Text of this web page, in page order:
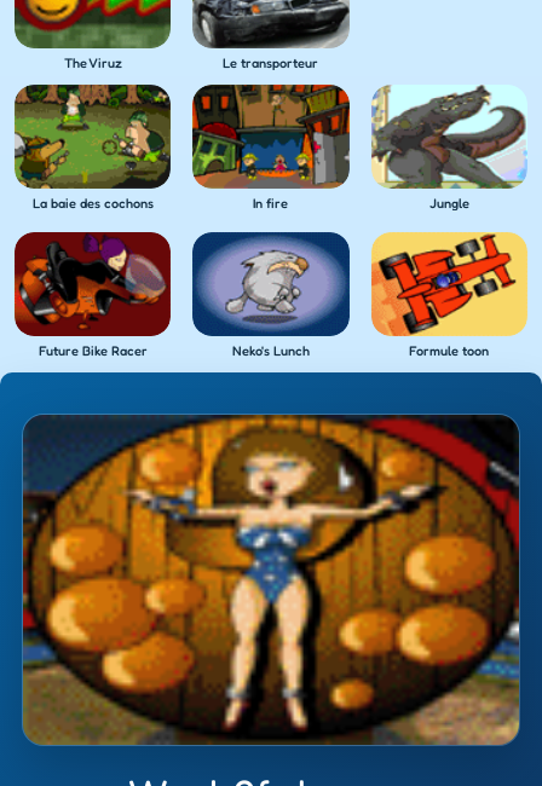
The Viruz Le transporteur
La baie des cochons In fire Jungle
Future Bike Racer Neko's Lunch Formule toon